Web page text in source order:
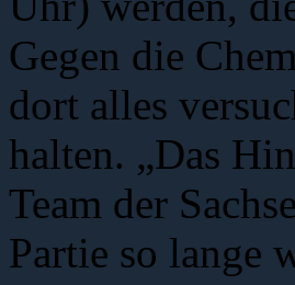
Gegen die
dort alles
halten. „Das
Team der
Partie so lange